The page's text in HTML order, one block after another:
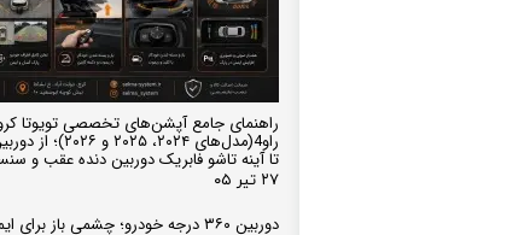
راهنمای جامع آپشن‌های تخصصی تویوتا
تا آینه تاشو فابریک دوربین دنده عقب و
۲۷ تیر ۰۵
دوربین ۳۶۰ درجه خودرو؛ چشمی باز